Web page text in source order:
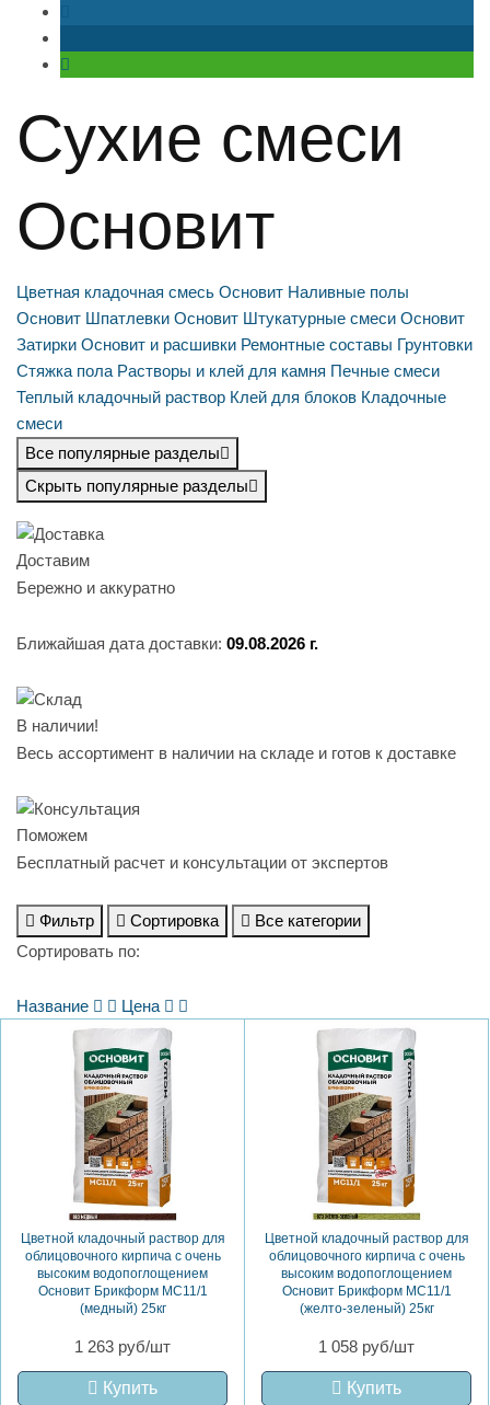
Сухие смеси
Основит
Цветная кладочная смесь Основит Наливные полы
Основит Шпатлевки Основит Штукатурные смеси Основит
Затирки Основит и расшивки Ремонтные составы Грунтовки
Стяжка пола Растворы и клей для камня Печные смеси
Теплый кладочный раствор Клей для блоков Кладочные
смеси
Все популярные разделы
Скрыть популярные разделы
Доставим
Бережно и аккуратно
Ближайшая дата доставки: 09.08.2026 г.
В наличии!
Весь ассортимент в наличии на складе и готов к доставке
Поможем
Бесплатный расчет и консультации от экспертов
Фильтр Сортировка
Все категории
Сортировать по:
Название Цена
Цветной кладочный раствор для
облицовочного кирпича с очень
высоким водопоглощением
Основит Брикформ MC11/1
(медный) 25кг
1 263 руб/шт
Купить
Цветной кладочный раствор для
облицовочного кирпича с очень
высоким водопоглощением
Основит Брикформ MC11/1
(желто-зеленый) 25кг
1 058 руб/шт
Купить